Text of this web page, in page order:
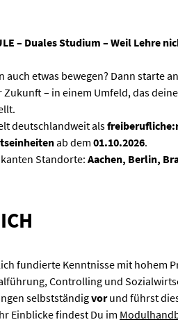
– Duales Studium – Weil Lehre
etwas bewegen? Dann starte
Zukunft – in einem Umfeld, das
deutschlandweit als
ab dem 01.10.2026.
Standorte: Aachen, Berlin,
fundierte Kenntnisse mit hohem
Controlling und
selbstständigvorund führst
Einblicke findest Du im